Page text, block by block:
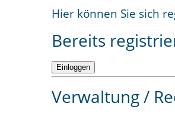
Hier können Sie sich
Bereits
Verwaltung /